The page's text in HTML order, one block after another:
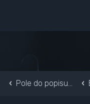
Pole do popisu...